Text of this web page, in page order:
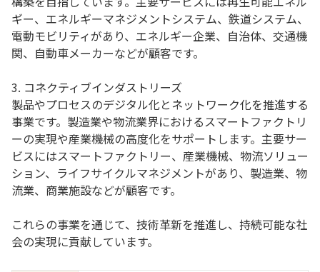
ギー、エネルギーマネジメントシステム、鉄道システム、
電動モビリティがあり、エネルギー企業、自治体、交通機
関、自動車メーカーなどが顧客です。
3. コネクティブインダストリーズ
製品やプロセスのデジタル化とネットワーク化を推進する
事業です。製造業や物流業界におけるスマートファクトリ
ーの実現や産業機械の高度化をサポートします。主要サー
ビスにはスマートファクトリー、産業機械、物流ソリュー
ション、ライフサイクルマネジメントがあり、製造業、物
流業、商業施設などが顧客です。
これらの事業を通じて、技術革新を推進し、持続可能な社
会の実現に貢献しています。